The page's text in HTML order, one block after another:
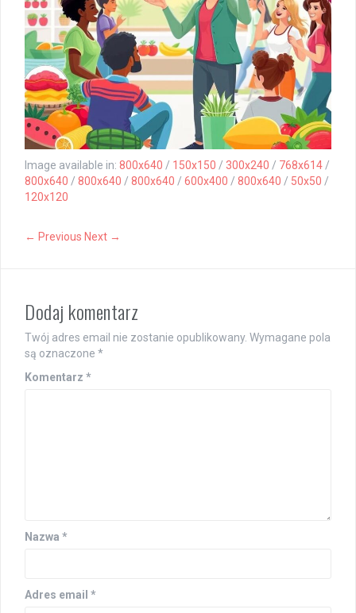
Image available in: 800x640 / 150x150 / 300x240 / 768x614 /
800x640 / 800x640 / 800x640 / 600x400 / 800x640 / 50x50 /
120x120
← Previous Next →
Dodaj komentarz
Twój adres email nie zostanie opublikowany. Wymagane pola
są oznaczone *
Komentarz *
Nazwa *
Adres email *